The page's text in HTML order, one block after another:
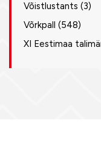
Võistlustants (3)
Võrkpall (548)
XI Eestimaa